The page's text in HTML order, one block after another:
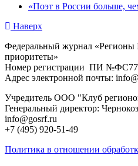
«Поэт в России больше,
Наверх
Федеральный журнал «Регионы
приоритеты»
Номер регистрации ПИ №ФС77-
Адрес электронной почты:
Учредитель ООО "Клуб
Генеральный директор:
info@gosrf.ru
+7 (495) 920-51-49
Политика в отношении